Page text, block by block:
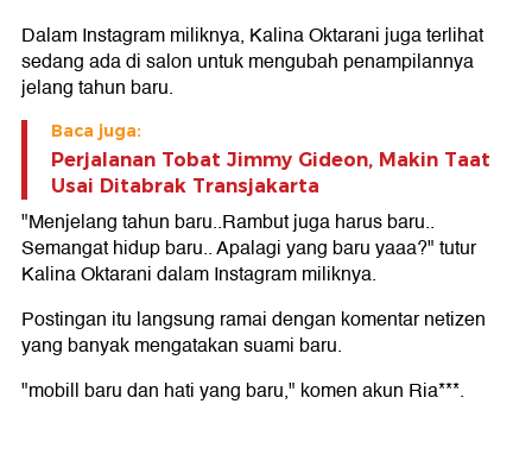
Dalam Instagram miliknya, Kalina Oktarani juga terlihat
sedang ada di salon untuk mengubah penampilannya
jelang tahun baru.
Baca juga:
Perjalanan Tobat Jimmy Gideon, Makin Taat
Usai Ditabrak Transjakarta
"Menjelang tahun baru..Rambut juga harus baru..
Semangat hidup baru.. Apalagi yang baru yaaa?" tutur
Kalina Oktarani dalam Instagram miliknya.
Postingan itu langsung ramai dengan komentar netizen
yang banyak mengatakan suami baru.
"mobill baru dan hati yang baru," komen akun Ria***.